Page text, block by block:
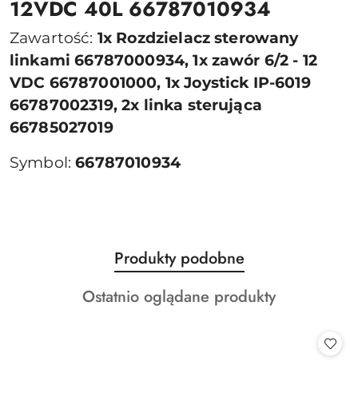
12VDC 40L 66787010934
Zawartość: 1x Rozdzielacz sterowany
linkami 66787000934, 1x zawór 6/2 - 12
VDC 66787001000, 1x Joystick IP-6019
66787002319, 2x linka sterująca
66785027019
Symbol:66787010934
Pomiń karuzelę produktów
Produkty
o
statusie:
Produkty podobne
Produkty
Ostatnio oglądane produkty